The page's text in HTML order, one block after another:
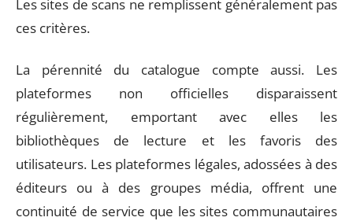
Les sites de scans ne remplissent généralement pas
ces critères.
La pérennité du catalogue compte aussi. Les
plateformes non officielles disparaissent
régulièrement, emportant avec elles les
bibliothèques de lecture et les favoris des
utilisateurs. Les plateformes légales, adossées à des
éditeurs ou à des groupes média, offrent une
continuité de service que les sites communautaires